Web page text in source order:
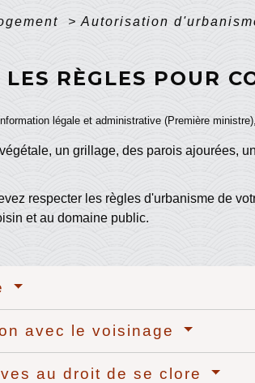
> Autorisation
RÈGLES POUR
légale et administrative (Première
un grillage, des parois ajourées,
respecter les règles d'urbanisme de
et au domaine public.
avec le voisinage
au droit de se clore